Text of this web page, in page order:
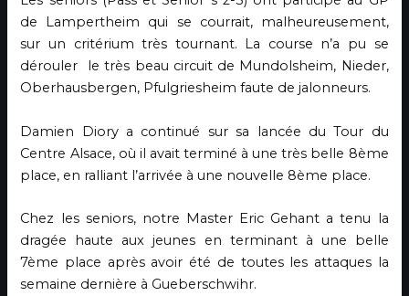
de Lampertheim qui se courrait, malheureusement,
sur un critérium très tournant. La course n’a pu se
dérouler le très beau circuit de Mundolsheim, Nieder,
Oberhausbergen, Pfulgriesheim faute de jalonneurs.
Damien Diory a continué sur sa lancée du Tour du
Centre Alsace, où il avait terminé à une très belle 8ème
place, en ralliant l’arrivée à une nouvelle 8ème place.
Chez les seniors, notre Master Eric Gehant a tenu la
dragée haute aux jeunes en terminant à une belle
7ème place après avoir été de toutes les attaques la
semaine dernière à Gueberschwihr.